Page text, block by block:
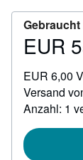
Preis
55,00
EUR
EUR 6,00
Versand
Anzahl: 1